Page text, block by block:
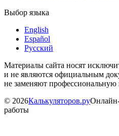
Выбор языка
English
Español
Русский
Материалы сайта носят
и не являются официальным
не заменяют профессиональную
© 2026Калькуляторов.ру
работы